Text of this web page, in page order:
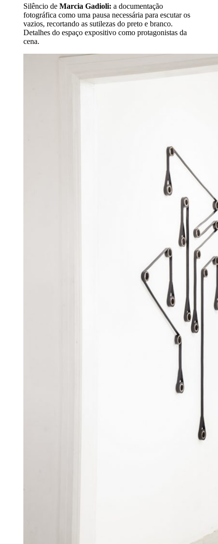
Silêncio de Marcia Gadioli: a documentação
fotográfica como uma pausa necessária para escutar os
vazios, recortando as sutilezas do preto e branco.
Detalhes do espaço expositivo como protagonistas da
cena.